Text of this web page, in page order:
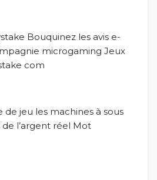
Bouquinez les avis e-
microgaming Jeux
com
de jeu les machines à sous
l’argent réel Mot